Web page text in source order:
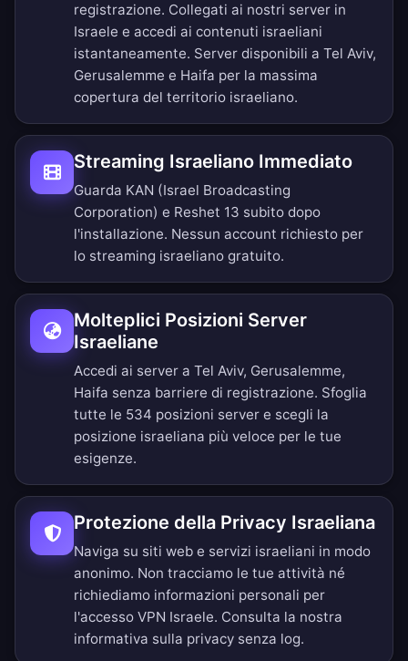
registrazione. Collegati ai nostri server in
Israele e accedi ai contenuti israeliani
istantaneamente. Server disponibili a Tel Aviv,
Gerusalemme e Haifa per la massima
copertura del territorio israeliano.
Streaming Israeliano Immediato
Guarda KAN (Israel Broadcasting
Corporation) e Reshet 13 subito dopo
l'installazione. Nessun account richiesto per
lo streaming israeliano gratuito.
Molteplici Posizioni Server
Israeliane
Accedi ai server a Tel Aviv, Gerusalemme,
Haifa senza barriere di registrazione. Sfoglia
tutte le 534 posizioni server e scegli la
posizione israeliana più veloce per le tue
esigenze.
Protezione della Privacy Israeliana
Naviga su siti web e servizi israeliani in modo
anonimo. Non tracciamo le tue attività né
richiediamo informazioni personali per
l'accesso VPN Israele. Consulta la nostra
informativa sulla privacy senza log.